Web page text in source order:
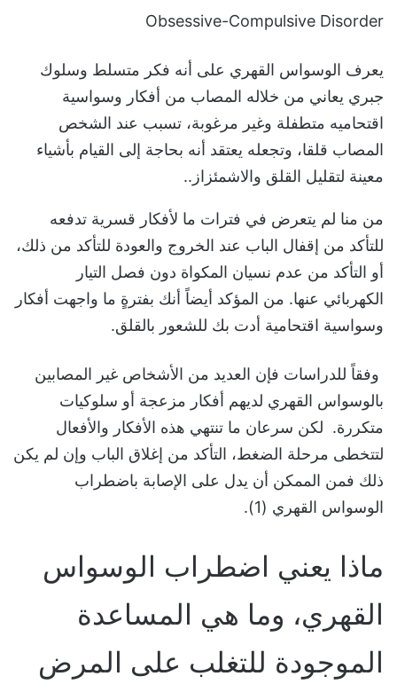
Obsessive-Compulsive Disorder
يعرف الوسواس القهري على أنه فكر متسلط وسلوك
جبري يعاني من خلاله المصاب من أفكار وسواسية
اقتحاميه متطفلة وغير مرغوبة، تسبب عند الشخص
المصاب قلقا، وتجعله يعتقد أنه بحاجة إلى القيام بأشياء
معينة لتقليل القلق والاشمئزاز..
من منا لم يتعرض في فترات ما لأفكار قسرية تدفعه
للتأكد من إقفال الباب عند الخروج والعودة للتأكد من ذلك،
أو التأكد من عدم نسيان المكواة دون فصل التيار
الكهربائي عنها. من المؤكد أيضاً أنك بفترةٍ ما واجهت أفكار
وسواسية اقتحامية أدت بك للشعور بالقلق.
وفقاً للدراسات فإن العديد من الأشخاص غير المصابين
بالوسواس القهري لديهم أفكار مزعجة أو سلوكيات
متكررة. لكن سرعان ما تنتهي هذه الأفكار والأفعال
لتتخطى مرحلة الضغط، التأكد من إغلاق الباب وإن لم يكن
ذلك فمن الممكن أن يدل على الإصابة باضطراب
الوسواس القهري (1).
ماذا يعني اضطراب الوسواس
القهري، وما هي المساعدة
الموجودة للتغلب على المرض